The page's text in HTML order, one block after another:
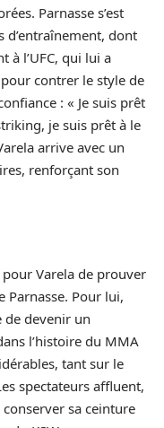
Parnasse s’est
d’entraînement, dont
à l’UFC, qui lui a
contrer le style de
: « Je suis prêt
je suis prêt à le
arrive avec un
renforçant son
pour Varela de prouver
Parnasse. Pour lui,
de devenir un
l’histoire du MMA
tant sur le
spectateurs affluent,
sa ceinture